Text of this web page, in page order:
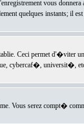
vous
quelques instants; il
Ceci permet d'�viter
cybercaf�, universit�,
Vous serez compt�